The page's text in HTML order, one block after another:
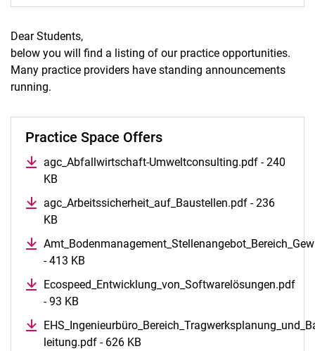
Dear Students,
below you will find a listing of our practice opportunities.
Many practice providers have standing announcements
running.
Practice Space Offers
agc_Abfallwirtschaft-Umweltconsulting.pdf - 240
KB
agc_Arbeitssicherheit_auf_Baustellen.pdf - 236
KB
- 413 KB
Ecospeed_Entwicklung_von_Softwarelösungen.pdf
- 93 KB
leitung.pdf - 626 KB